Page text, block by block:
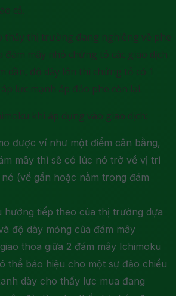
cả.
thấy thị trường đang nghiêng về phe
đám mây nhỏ chứng tỏ các giao dịch
dần, độ dày lớn thì chứng tỏ có 1
lực mạnh áp đảo phe còn lại.
khi áp dụng vào giao dịch:
được ví như một điểm cân bằng,
mây thì sẽ có lúc nó trở về vị trí
(về gần hoặc nằm trong đám
hướng tiếp theo của thị trường dựa
độ dày mỏng của đám mây
thoa giữa 2 đám mây Ichimoku
thể báo hiệu cho một sự đảo chiều
dày cho thấy lực mua đang